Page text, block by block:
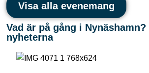
Visa alla evenemang
Vad är på gång i Nynäshamn?
nyheterna